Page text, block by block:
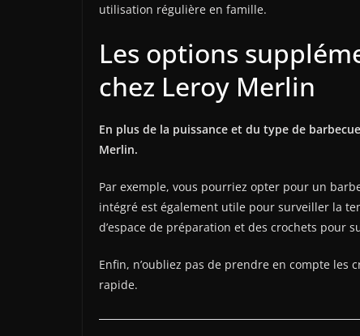
utilisation régulière en famille.
Les options
chez Leroy Merlin
En plus de la puissance et du type de
Merlin.
Par exemple, vous pourriez opter pour un
intégré est également utile pour surveiller la
d’espace de préparation et des crochets pour
Enfin, n’oubliez pas de prendre en compte les
rapide.